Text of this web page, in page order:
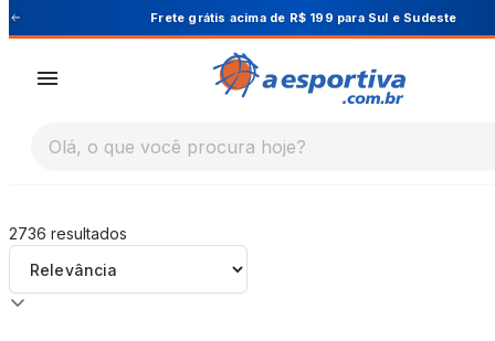
A Esportiva Cupom PRIMEIRA10 para 10%
Olá, o que você procura hoje?
2736 resultados